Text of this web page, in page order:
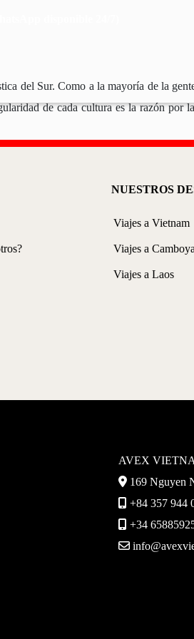
disponible 24/7)
del Sur. Como a la mayoría de la
de cada cultura es la razón por
NUESTROS
Viajes a Vietnam
Viajes a Camboya
Viajes a Laos
AVEX
169 Nguyen
+84 357 944
+34